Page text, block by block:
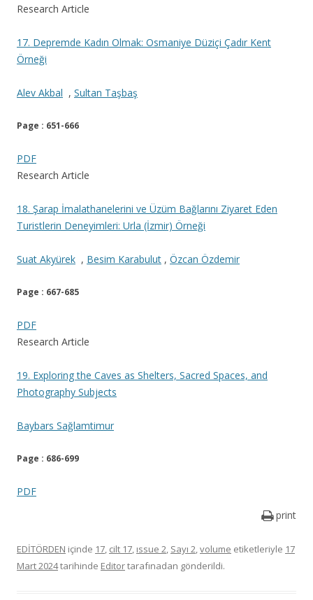
Research Article
17. Depremde Kadın Olmak: Osmaniye Düziçi Çadır Kent
Örneği
Alev Akbal , Sultan Taşbaş
Page : 651-666
PDF
Research Article
18. Şarap İmalathanelerini ve Üzüm Bağlarını Ziyaret Eden
Turistlerin Deneyimleri: Urla (İzmir) Örneği
Suat Akyürek , Besim Karabulut , Özcan Özdemir
Page : 667-685
PDF
Research Article
19. Exploring the Caves as Shelters, Sacred Spaces, and
Photography Subjects
Baybars Sağlamtimur
Page : 686-699
PDF
print
EDİTÖRDEN içinde 17, cilt 17, ıssue 2, Sayı 2,volume etiketleriyle 17
Mart 2024tarihinde Editortarafınadan gönderildi.